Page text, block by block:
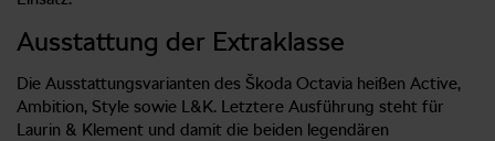
Ausstattung der Extraklasse
Die Ausstattungsvarianten des Škoda Octavia heißen Active,
Ambition, Style sowie L&K. Letztere Ausführung steht für
Laurin & Klement und damit die beiden legendären